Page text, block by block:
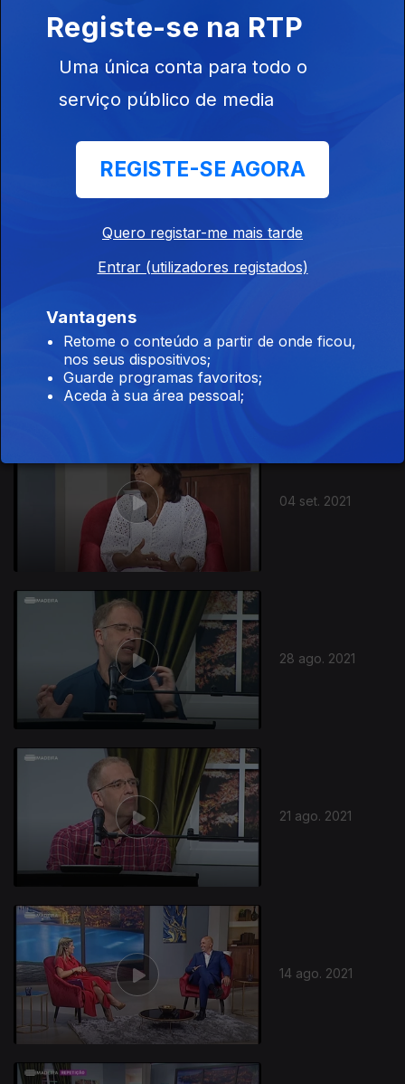
Ep. 20
11 set. 2021
04 set. 2021
28 ago. 2021
21 ago. 2021
14 ago. 2021
Registe-se na RTP
Uma única conta para todo o
serviço público de media
REGISTE-SE AGORA
Quero registar-me mais tarde
Entrar (utilizadores registados)
Vantagens
Retome o conteúdo a partir de onde ficou,
nos seus dispositivos;
Guarde programas favoritos;
Aceda à sua área pessoal;